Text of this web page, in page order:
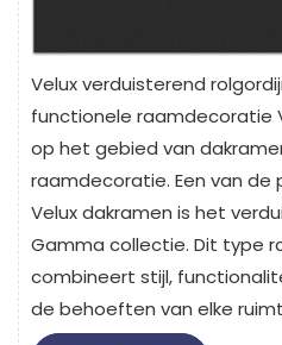
Velux verduisterend
functionele raamdecoratie
op het gebied van
raamdecoratie. Een van de
Velux dakramen is het
Gamma collectie. Dit type
combineert stijl,
de behoeften van elke